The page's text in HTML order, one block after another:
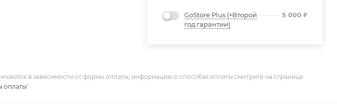
GoStore Plus (+Второй
год гарантии)
5 000₽
в зависимости от формы оплаты, информацию о способах оплаты смотрите на странице
оплаты”.